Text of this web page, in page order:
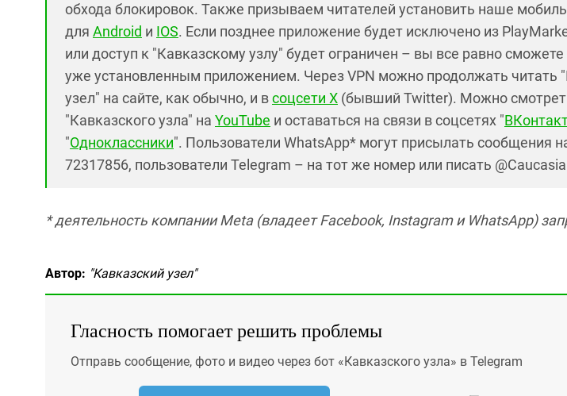
обхода блокировок. Также призываем читателей установить наше
для Android и IOS. Если позднее приложение будет исключено из
или доступ к "Кавказскому узлу" будет ограничен – вы все равно сможете
уже установленным приложением. Через VPN можно продолжать читать
узел" на сайте, как обычно, и всоцсети X (бывший Twitter). Можно
"Кавказского узла" на YouTube и оставаться на связи в соцсетях "
"Одноклассники". Пользователи WhatsApp* могут присылать сообщения
72317856, пользователи Telegram – на тот же номер или писать
* деятельность компании Meta (владеет Facebook, Instagram и WhatsApp)
Автор: "Кавказский узел"
Гласность помогает решить проблемы
Отправь сообщение, фото и видео через бот «Кавказского узла» в Telegram